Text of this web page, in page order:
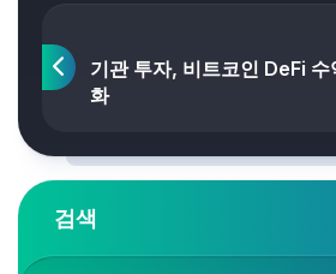
기관 투자, 비트코인 DeFi 수
화
검색